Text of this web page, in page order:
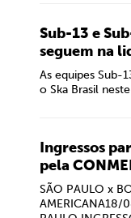
Sub-13 e
seguem na
As equipes Sub-
o Ska Brasil
Ingressos
pela
SÃO PAULO x
AMERICANA18/